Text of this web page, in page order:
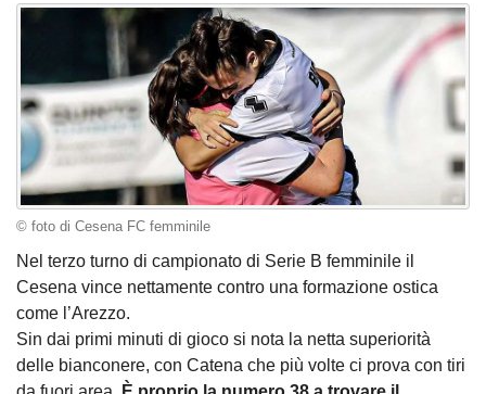
© foto di Cesena FC femminile
Nel terzo turno di campionato di Serie B femminile il
Cesena vince nettamente contro una formazione ostica
come l’Arezzo.
Sin dai primi minuti di gioco si nota la netta superiorità
delle bianconere, con Catena che più volte ci prova con tiri